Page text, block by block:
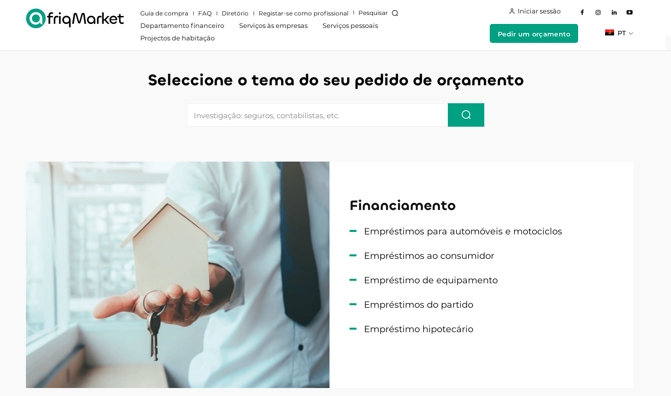
Guia de compra FAQ Diretório Registar-se como profissional Pesquisar
Iniciar sessão
Departamento financeiro
Serviços às empresas
Serviços pessoais
Projectos de habitação
Pedir um orçamento PT
Seleccione o tema do seu pedido de orçamento
Investigação: seguros, contabilistas, etc.
Financiamento
Empréstimos para automóveis e motociclos
Empréstimos ao consumidor
Empréstimo de equipamento
Empréstimos do partido
Empréstimo hipotecário